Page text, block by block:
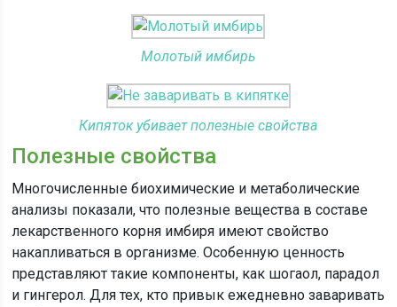
Молотый имбирь
Кипяток убивает полезные свойства
Полезные свойства
Многочисленные биохимические и метаболические
анализы показали, что полезные вещества в составе
лекарственного корня имбиря имеют свойство
накапливаться в организме. Особенную ценность
представляют такие компоненты, как шогаол, парадол
и гингерол. Для тех, кто привык ежедневно заваривать